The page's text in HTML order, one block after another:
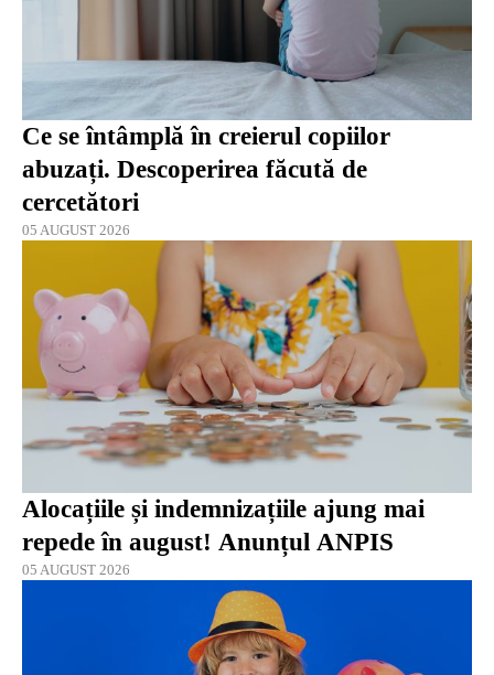
Ce se întâmplă în creierul copiilor
abuzați. Descoperirea făcută de
cercetători
05 AUGUST 2026
Alocațiile și indemnizațiile ajung mai
repede în august! Anunțul ANPIS
05 AUGUST 2026